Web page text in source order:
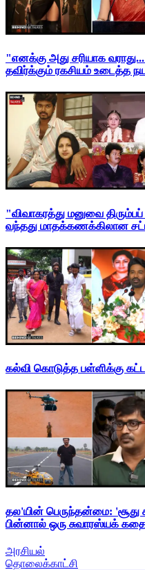
"எனக்கு அது சரியாக
தவிர்க்கும் ரகசியம் உடைத்த
"விவாகரத்து மனுவை
வந்தது மாதக்கணக்கிலான
கல்வி கொடுத்த பள்ளிக்கு
தல'யின் பெருந்தன்மை: 'சூது
பின்னால் ஒரு சுவாரஸ்யக்
அரசியல்
தொலைக்காட்சி